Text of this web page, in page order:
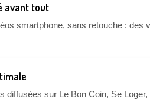
avant tout
smartphone, sans retouche : des
diffusées sur Le Bon Coin, Se